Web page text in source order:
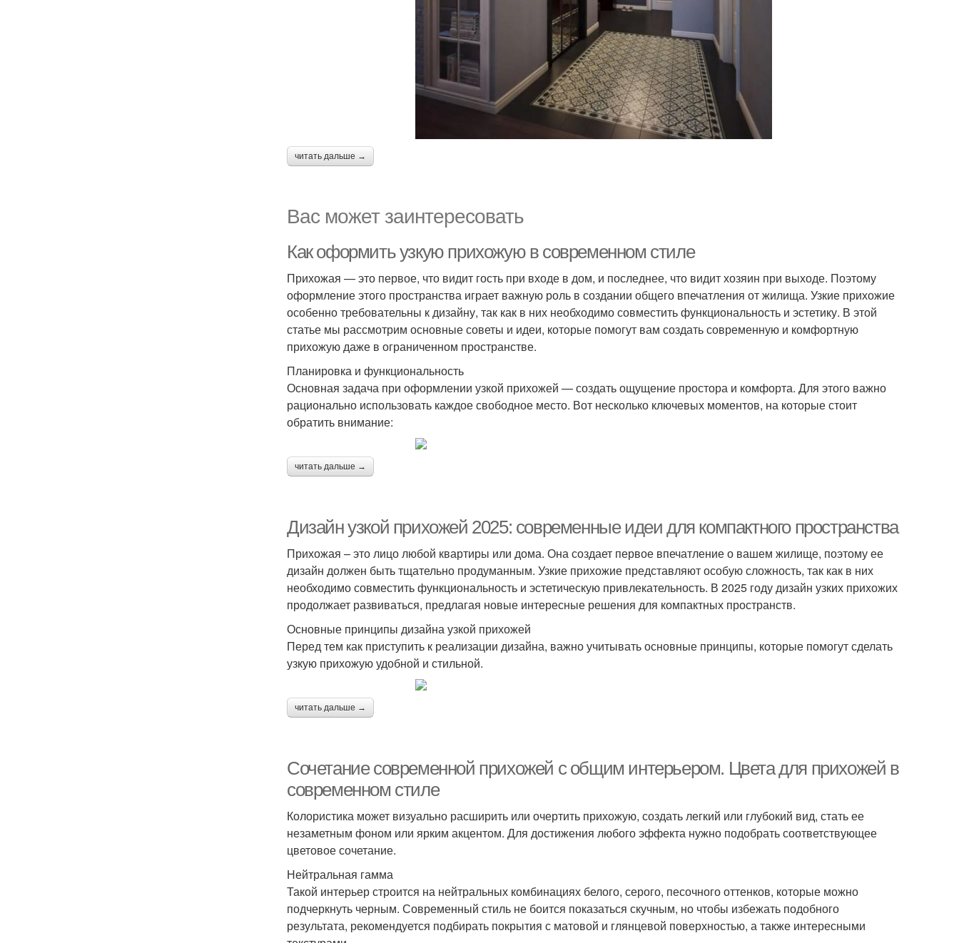
читать дальше →
Вас может заинтересовать
Как оформить узкую прихожую в современном стиле
Прихожая — это первое, что видит гость при входе в дом, и последнее, что видит хозяин при выходе. Поэтому
оформление этого пространства играет важную роль в создании общего впечатления от жилища. Узкие прихожие
особенно требовательны к дизайну, так как в них необходимо совместить функциональность и эстетику. В этой
статье мы рассмотрим основные советы и идеи, которые помогут вам создать современную и комфортную
прихожую даже в ограниченном пространстве.
Планировка и функциональность
Основная задача при оформлении узкой прихожей — создать ощущение простора и комфорта. Для этого важно
рационально использовать каждое свободное место. Вот несколько ключевых моментов, на которые стоит
обратить внимание:
читать дальше →
Дизайн узкой прихожей 2025: современные идеи для компактного пространства
Прихожая – это лицо любой квартиры или дома. Она создает первое впечатление о вашем жилище, поэтому ее
дизайн должен быть тщательно продуманным. Узкие прихожие представляют особую сложность, так как в них
необходимо совместить функциональность и эстетическую привлекательность. В 2025 году дизайн узких прихожих
продолжает развиваться, предлагая новые интересные решения для компактных пространств.
Основные принципы дизайна узкой прихожей
Перед тем как приступить к реализации дизайна, важно учитывать основные принципы, которые помогут сделать
узкую прихожую удобной и стильной.
читать дальше →
Сочетание современной прихожей с общим интерьером. Цвета для прихожей в
современном стиле
Колористика может визуально расширить или очертить прихожую, создать легкий или глубокий вид, стать ее
незаметным фоном или ярким акцентом. Для достижения любого эффекта нужно подобрать соответствующее
цветовое сочетание.
Нейтральная гамма
Такой интерьер строится на нейтральных комбинациях белого, серого, песочного оттенков, которые можно
подчеркнуть черным. Современный стиль не боится показаться скучным, но чтобы избежать подобного
результата, рекомендуется подбирать покрытия с матовой и глянцевой поверхностью, а также интересными